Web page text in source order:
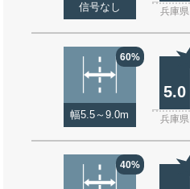
信号なし 兵庫県
60%
幅5.5～9.0m
5.0
兵庫県
40%